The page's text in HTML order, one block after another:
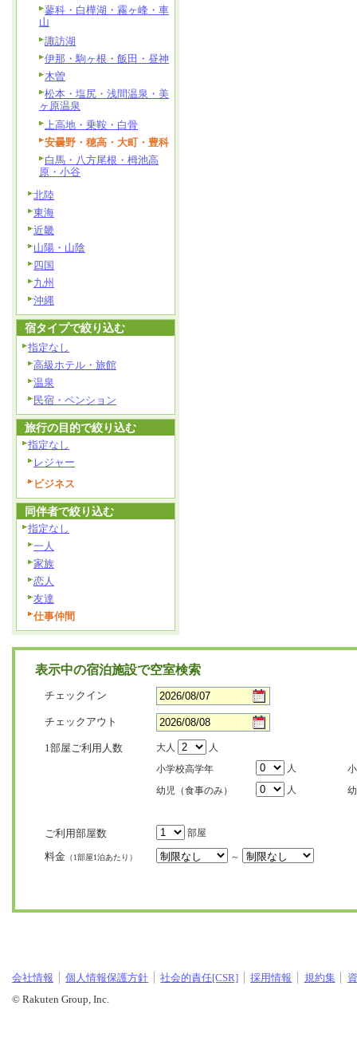
蓼科・白樺湖・霧ヶ峰・車
山
諏訪湖
伊那・駒ヶ根・飯田・昼神
木曽
松本・塩尻・浅間温泉・美
ヶ原温泉
上高地・乗鞍・白骨
安曇野・穂高・大町・豊科
白馬・八方尾根・栂池高
原・小谷
北陸
東海
近畿
山陽・山陰
四国
九州
沖縄
宿タイプで絞り込む
指定なし
高級ホテル・旅館
温泉
民宿・ペンション
旅行の目的で絞り込む
指定なし
レジャー
ビジネス
同伴者で絞り込む
指定なし
一人
家族
恋人
友達
仕事仲間
表示中の宿泊施設で空室検索
チェックイン
チェックアウト
1部屋ご利用人数 大人
人
小学校高学年
人
幼児（食事のみ）
人
ご利用部屋数 部屋
料金 （1部屋1泊あたり） ～
会社情報 個人情報保護方針 社会的責任[CSR] 採用情報 規約集
© Rakuten Group, Inc.